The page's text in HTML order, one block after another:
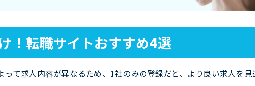
！転職サイトおすすめ4選
って求人内容が異なるため、1社のみの登録だと、より良い求人を見